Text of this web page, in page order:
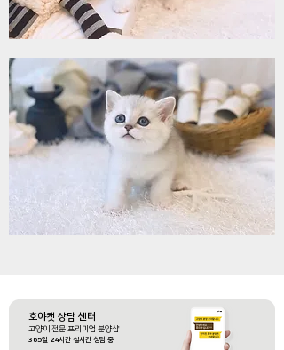
호야캣 상담 센터
​고양이 전문 프리미엄 분양샵
365일 24시간 실시간 상담 중